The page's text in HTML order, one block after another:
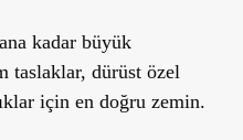
kadar büyük
taslaklar, dürüst özel
için en doğru zemin.